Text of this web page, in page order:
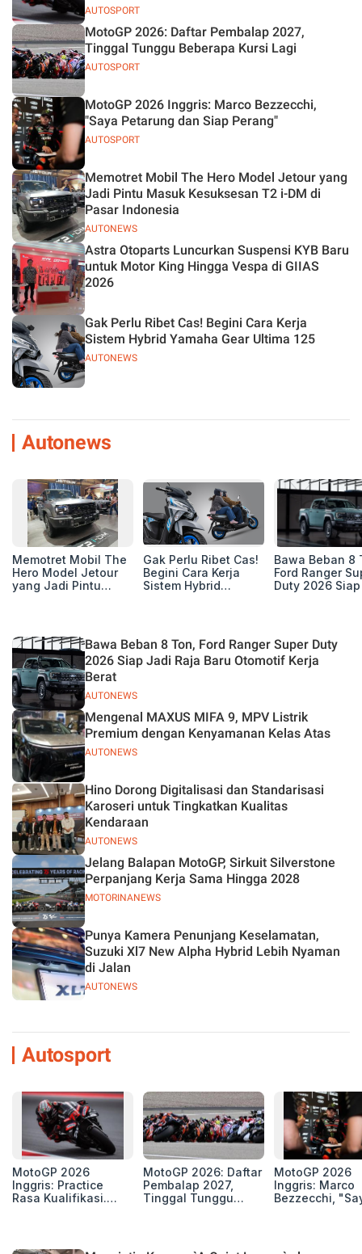
AUTOSPORT
AUTOSPORT
MotoGP 2026: Daftar Pembalap 2027,
Tinggal Tunggu Beberapa Kursi Lagi
AUTOSPORT
MotoGP 2026 Inggris: Marco Bezzecchi,
"Saya Petarung dan Siap Perang"
AUTONEWS
Memotret Mobil The Hero Model Jetour yang
Jadi Pintu Masuk Kesuksesan T2 i-DM di
Pasar Indonesia
Astra Otoparts Luncurkan Suspensi KYB Baru
untuk Motor King Hingga Vespa di GIIAS
2026
AUTONEWS
Gak Perlu Ribet Cas! Begini Cara Kerja
Sistem Hybrid Yamaha Gear Ultima 125
Autonews
Memotret Mobil The
Hero Model Jetour
yang Jadi Pintu
Gak Perlu Ribet Cas!
Begini Cara Kerja
Sistem Hybrid
Bawa Beban 8
Ford Ranger
Duty 2026
AUTONEWS
Bawa Beban 8 Ton, Ford Ranger Super Duty
2026 Siap Jadi Raja Baru Otomotif Kerja
Berat
AUTONEWS
Mengenal MAXUS MIFA 9, MPV Listrik
Premium dengan Kenyamanan Kelas Atas
AUTONEWS
Hino Dorong Digitalisasi dan Standarisasi
Karoseri untuk Tingkatkan Kualitas
Kendaraan
MOTORINANEWS
Jelang Balapan MotoGP, Sirkuit Silverstone
Perpanjang Kerja Sama Hingga 2028
AUTONEWS
Punya Kamera Penunjang Keselamatan,
Suzuki Xl7 New Alpha Hybrid Lebih Nyaman
di Jalan
Autosport
MotoGP 2026
Inggris: Practice
Rasa Kualifikasi.
Silverstone!
MotoGP 2026: Daftar
Pembalap 2027,
Tinggal Tunggu
MotoGP 2026
Inggris: Marco
Bezzecchi,